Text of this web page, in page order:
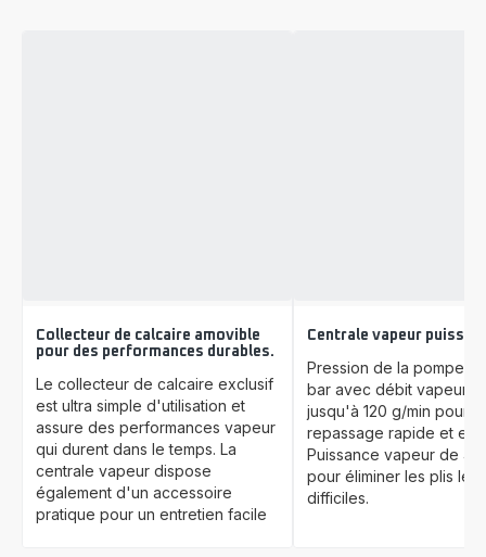
Collecteur de calcaire amovible
pour des performances durables.
Le collecteur de calcaire exclusif
est ultra simple d'utilisation et
assure des performances vapeur
qui durent dans le temps. La
centrale vapeur dispose
également d'un accessoire
pratique pour un entretien facile
Centrale vapeur
Pression de la pompe
bar avec débit vapeur
jusqu'à 120 g/min pour
repassage rapide et
Puissance vapeur de
pour éliminer les plis les
difficiles.